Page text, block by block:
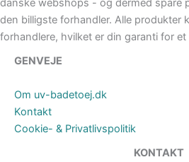
den billigste forhandler. Alle produkter
forhandlere, hvilket er din garanti for
GENVEJE
Om uv-badetoej.dk
Kontakt
Cookie- & Privatlivspolitik
KONTAKT